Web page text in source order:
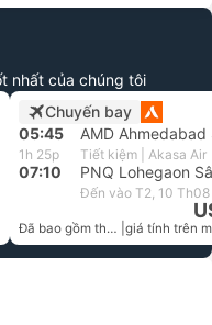
nhất của chúng tôi
Chuyến bay
05:45
AMD Ahmedabad
1h 25p Tiết kiệm | Akasa Air
07:10 PNQ Lohegaon
Đến vào T2, 10 Th08
Đã bao gồm thuế |